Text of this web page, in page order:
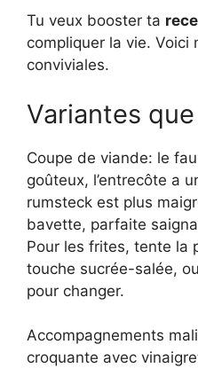
Tu veux booster ta
compliquer la vie. Voici
conviviales.
Variantes que
Coupe de viande: le
goûteux, l’entrecôte a
rumsteck est plus
bavette, parfaite
Pour les frites, tente la
touche sucrée-salée,
pour changer.
Accompagnements
croquante avec